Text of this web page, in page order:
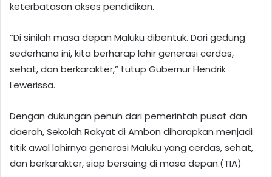
keterbatasan akses pendidikan.
“Di sinilah masa depan Maluku dibentuk. Dari gedung
sederhana ini, kita berharap lahir generasi cerdas,
sehat, dan berkarakter,” tutup Gubernur Hendrik
Lewerissa.
Dengan dukungan penuh dari pemerintah pusat dan
daerah, Sekolah Rakyat di Ambon diharapkan menjadi
titik awal lahirnya generasi Maluku yang cerdas, sehat,
dan berkarakter, siap bersaing di masa depan.(TIA)